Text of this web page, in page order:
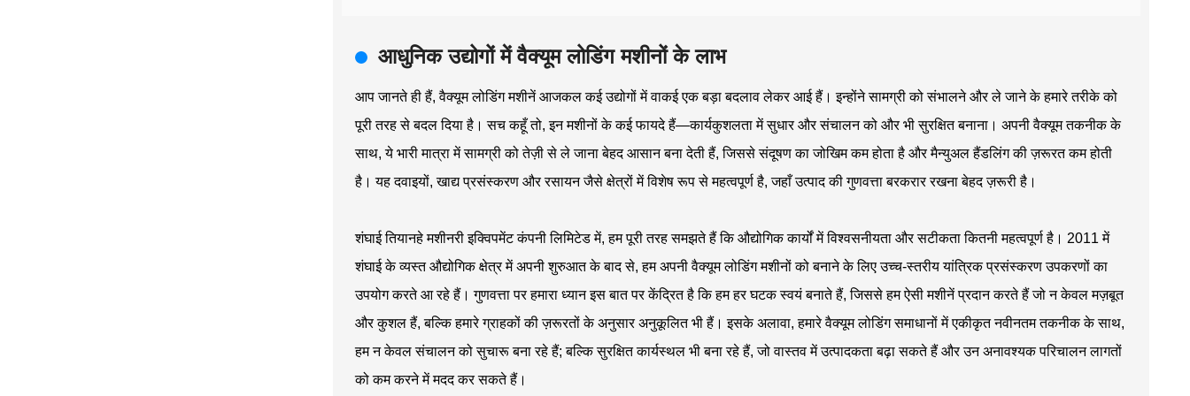
आधुनिक उद्योगों में वैक्यूम लोडिंग मशीनों के लाभ
आप जानते ही हैं, वैक्यूम लोडिंग मशीनें आजकल कई उद्योगों में वाकई एक बड़ा बदलाव लेकर आई हैं। इन्होंने सामग्री को संभालने और ले जाने के हमारे तरीके को
पूरी तरह से बदल दिया है। सच कहूँ तो, इन मशीनों के कई फायदे हैं—कार्यकुशलता में सुधार और संचालन को और भी सुरक्षित बनाना। अपनी वैक्यूम तकनीक के
साथ, ये भारी मात्रा में सामग्री को तेज़ी से ले जाना बेहद आसान बना देती हैं, जिससे संदूषण का जोखिम कम होता है और मैन्युअल हैंडलिंग की ज़रूरत कम होती
है। यह दवाइयों, खाद्य प्रसंस्करण और रसायन जैसे क्षेत्रों में विशेष रूप से महत्वपूर्ण है, जहाँ उत्पाद की गुणवत्ता बरकरार रखना बेहद ज़रूरी है।
शंघाई तियानहे मशीनरी इक्विपमेंट कंपनी लिमिटेड में, हम पूरी तरह समझते हैं कि औद्योगिक कार्यों में विश्वसनीयता और सटीकता कितनी महत्वपूर्ण है। 2011 में
शंघाई के व्यस्त औद्योगिक क्षेत्र में अपनी शुरुआत के बाद से, हम अपनी वैक्यूम लोडिंग मशीनों को बनाने के लिए उच्च-स्तरीय यांत्रिक प्रसंस्करण उपकरणों का
उपयोग करते आ रहे हैं। गुणवत्ता पर हमारा ध्यान इस बात पर केंद्रित है कि हम हर घटक स्वयं बनाते हैं, जिससे हम ऐसी मशीनें प्रदान करते हैं जो न केवल मज़बूत
और कुशल हैं, बल्कि हमारे ग्राहकों की ज़रूरतों के अनुसार अनुकूलित भी हैं। इसके अलावा, हमारे वैक्यूम लोडिंग समाधानों में एकीकृत नवीनतम तकनीक के साथ,
हम न केवल संचालन को सुचारू बना रहे हैं; बल्कि सुरक्षित कार्यस्थल भी बना रहे हैं, जो वास्तव में उत्पादकता बढ़ा सकते हैं और उन अनावश्यक परिचालन लागतों
को कम करने में मदद कर सकते हैं।